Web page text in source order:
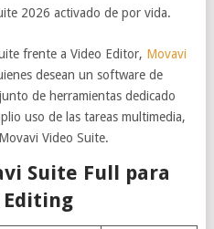
2026 activado de por vida.
frente a Video Editor, Movavi
desean un software de
de herramientas dedicado
uso de las tareas multimedia,
Video Suite.
Suite Full para
Editing